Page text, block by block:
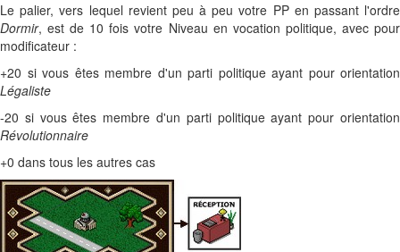
Le palier, vers lequel revient peu à peu votre PP en passant l'ordre
Dormir, est de 10 fois votre Niveau en vocation politique, avec pour
modificateur :
+20 si vous êtes membre d'un parti politique ayant pour orientation
Légaliste
-20 si vous êtes membre d'un parti politique ayant pour orientation
Révolutionnaire
+0 dans tous les autres cas